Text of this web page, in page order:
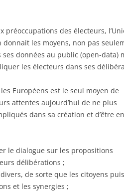
préoccupations des électeurs,
donnait les moyens, non pas
données au public (open-data)
les électeurs dans ses
Européens est le seul moyen de
attentes aujourd’hui de ne plus
dans sa création et d’être en
le dialogue sur les propositions
délibérations ;
de sorte que les citoyens
et les synergies ;